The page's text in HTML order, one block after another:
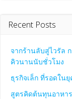
Recent Posts
จากร้านลับสู่ไวรัล
คิวนานนับชั่วโมง
ธุรกิจเล็ก ที่รอดใน
สูตรคิดต้นทุนอาหา